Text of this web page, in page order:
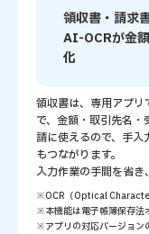
領収書・請求
AI-OCRが金
化
領収書は、専用アプ
で、金額・取引先名
請に使えるので、手入
もつながります。
入力作業の手間を省き
※OCR（Optical
※本機能は電子帳簿保存法
※アプリの対応バージョン